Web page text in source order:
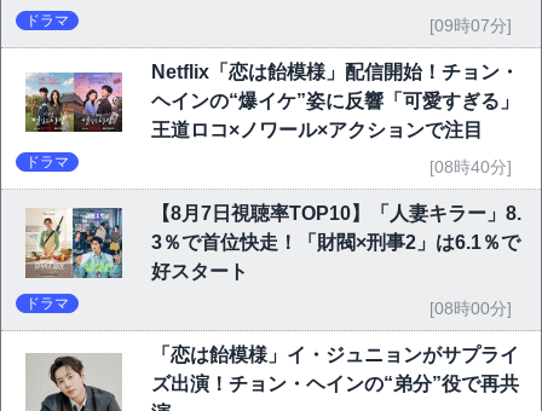
ドラマ [09時07分]
Netflix「恋は飴模様」配信開始！チョン・
ヘインの“爆イケ”姿に反響「可愛すぎる」
王道ロコ×ノワール×アクションで注目
ドラマ [08時40分]
【8月7日視聴率TOP10】「人妻キラー」8.
3％で首位快走！「財閥×刑事2」は6.1％で
好スタート
ドラマ [08時00分]
「恋は飴模様」イ・ジュニョンがサプライ
ズ出演！チョン・ヘインの“弟分”役で再共